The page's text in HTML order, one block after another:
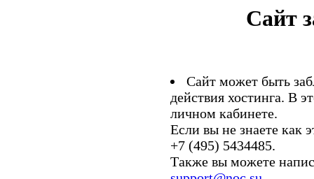
Сайт
Сайт может быть
действия хостинга. В
личном кабинете.
Если вы не знаете как
+7 (495) 5434485.
Также вы можете